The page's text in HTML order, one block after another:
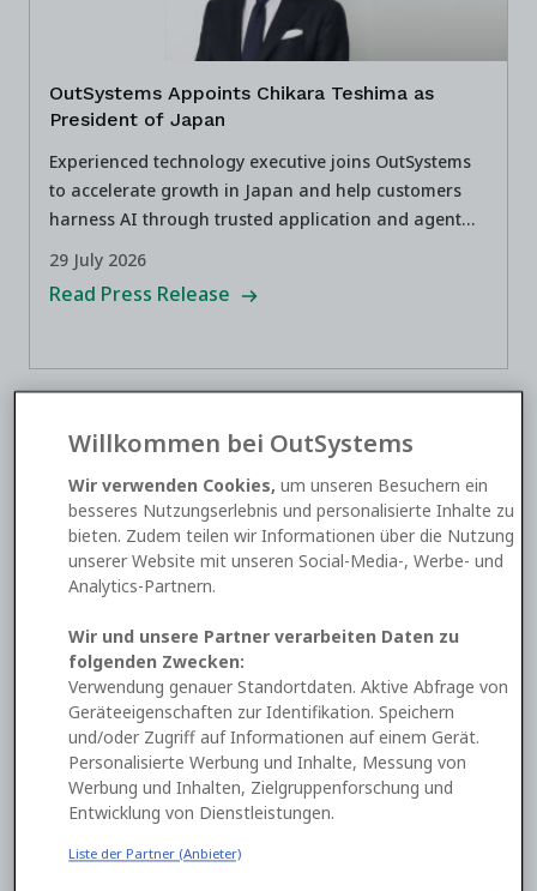
OutSystems Appoints Chikara Teshima as
President of Japan
Experienced technology executive joins OutSystems
to accelerate growth in Japan and help customers
harness AI through trusted application and agent
development.
29 July 2026
Read Press Release
OutSystems 2026 Innovation Awards: Driving
Real AI Impact
Discover the winners of the OutSystems 2026
Innovation Awards at the ONE Conference,
celebrating the leaders driving measurable
enterprise AI impact.
03 Juni 2026
Read Press Release
Willkommen bei OutSystems
Wir verwenden Cookies, um unseren Besuchern ein
besseres Nutzungserlebnis und personalisierte Inhalte zu
bieten. Zudem teilen wir Informationen über die Nutzung
unserer Website mit unseren Social-Media-, Werbe- und
Analytics-Partnern.
Wir und unsere Partner verarbeiten Daten zu
folgenden Zwecken:
Verwendung genauer Standortdaten. Aktive Abfrage von
Geräteeigenschaften zur Identifikation. Speichern
und/oder Zugriff auf Informationen auf einem Gerät.
Personalisierte Werbung und Inhalte, Messung von
Werbung und Inhalten, Zielgruppenforschung und
Entwicklung von Dienstleistungen.
Liste der Partner (Anbieter)